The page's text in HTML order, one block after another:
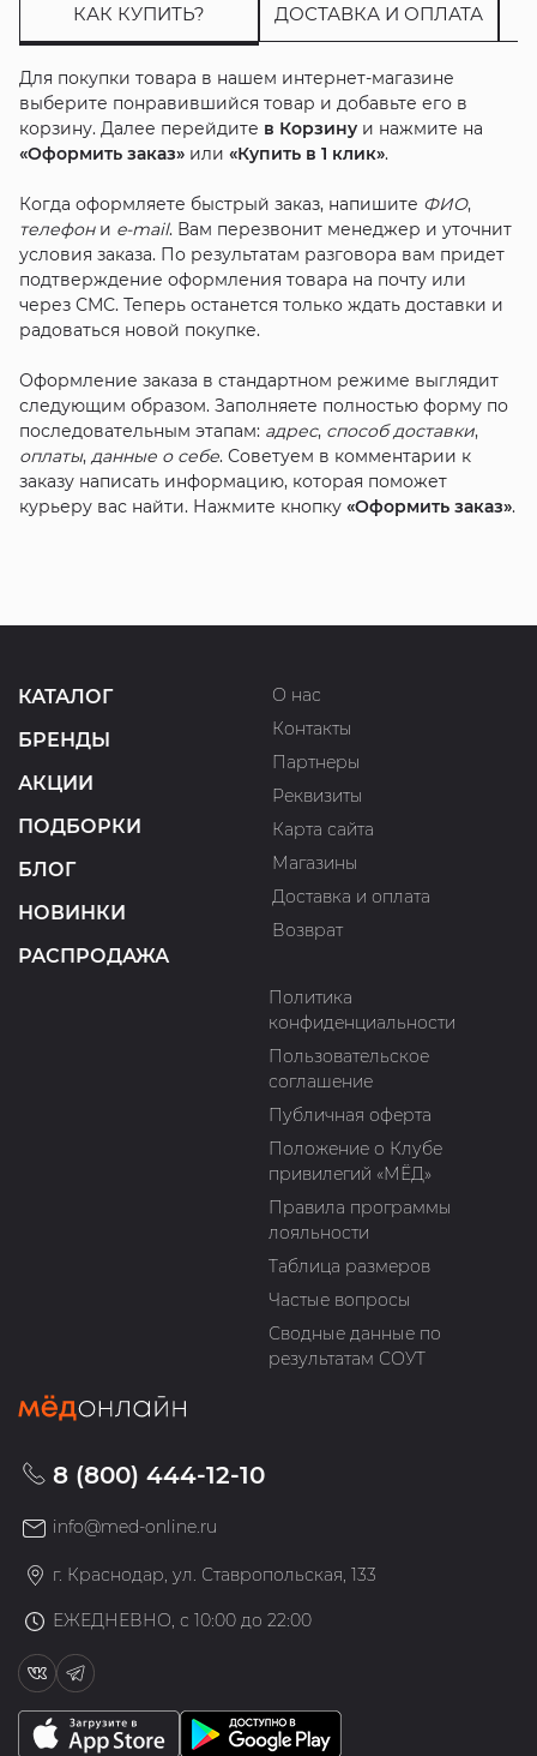
КАК КУПИТЬ? ДОСТАВКА И ОПЛАТА
Для покупки товара в нашем интернет-магазине
выберите понравившийся товар и добавьте его в
корзину. Далее перейдите в Корзинуи нажмите на
«Оформить заказ»или «Купить в 1 клик».
Когда оформляете быстрый заказ, напишите ФИО,
телефони e-mail. Вам перезвонит менеджер и уточнит
условия заказа. По результатам разговора вам придет
подтверждение оформления товара на почту или
через СМС. Теперь останется только ждать доставки и
радоваться новой покупке.
Оформление заказа в стандартном режиме выглядит
следующим образом. Заполняете полностью форму по
последовательным этапам: адрес, способ доставки,
оплаты, данные о себе. Советуем в комментарии к
заказу написать информацию, которая поможет
курьеру вас найти. Нажмите кнопку «Оформить заказ».
КАТАЛОГ
БРЕНДЫ
АКЦИИ
ПОДБОРКИ
БЛОГ
НОВИНКИ
РАСПРОДАЖА
О нас
Контакты
Партнеры
Реквизиты
Карта сайта
Магазины
Доставка и оплата
Возврат
Политика
конфиденциальности
Пользовательское
соглашение
Публичная оферта
Положение о Клубе
привилегий «МЁД»
Правила программы
лояльности
Таблица размеров
Частые вопросы
Сводные данные по
результатам СОУТ
8 (800) 444-12-10
info@med-online.ru
г. Краснодар, ул. Ставропольская, 133
ЕЖЕДНЕВНО, с 10:00 до 22:00